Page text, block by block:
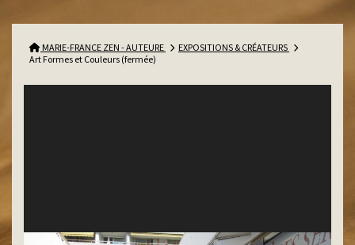
MARIE-FRANCE ZEN - AUTEURE
EXPOSITIONS & CRÉATEURS
Art Formes et Couleurs (fermée)